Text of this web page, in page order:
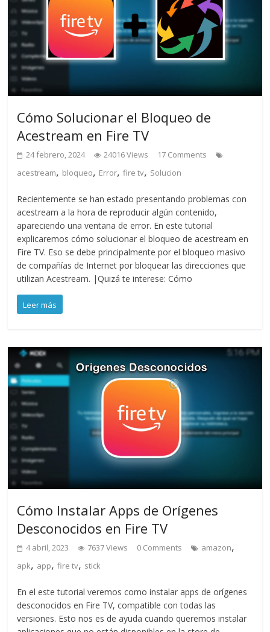
Cómo Solucionar el Bloqueo de
Acestream en Fire TV
24 febrero, 2024 24016 Views
17 Comments
acestream, bloqueo, Error,fire tv, Solucion
Recientemente se han estado presentando problemas con
acestream a la hora de reproducir algún contenido,
apareciendo una ventana de error. En este tutorial
explicaremos cómo solucionar el bloqueo de acestream en
Fire TV. Eso se debe principalmente por el bloqueo masivo
de compañías de Internet por bloquear las direcciones que
utilizan Acestream. |Quizá te interese: Cómo
Leer más
Cómo Instalar Apps de Orígenes
Desconocidos en Fire TV
4 abril, 2023 7637 Views 0 Comments amazon,
apk, app,fire tv, stick
En el este tutorial veremos como instalar apps de orígenes
desconocidos en Fire TV, compatible con todas las
versiones. Esto nos es de ayuda cuando queremos instalar